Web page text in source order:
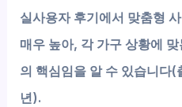
실사용자 후기에서 맞춤형
매우 높아, 각 가구 상황에
의 핵심임을 알 수 있습니다
년).